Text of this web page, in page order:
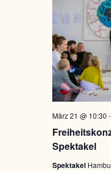
Spektakel
März 21 @ 10:30 -
Spektakel